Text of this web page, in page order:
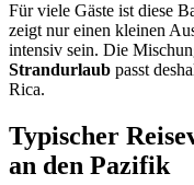
Für viele Gäste ist diese
zeigt nur einen kleinen
intensiv sein. Die
Strandurlaub passt
Rica.
Typischer
an den Pazifik